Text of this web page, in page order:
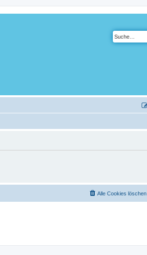
Alle Cookies löschen